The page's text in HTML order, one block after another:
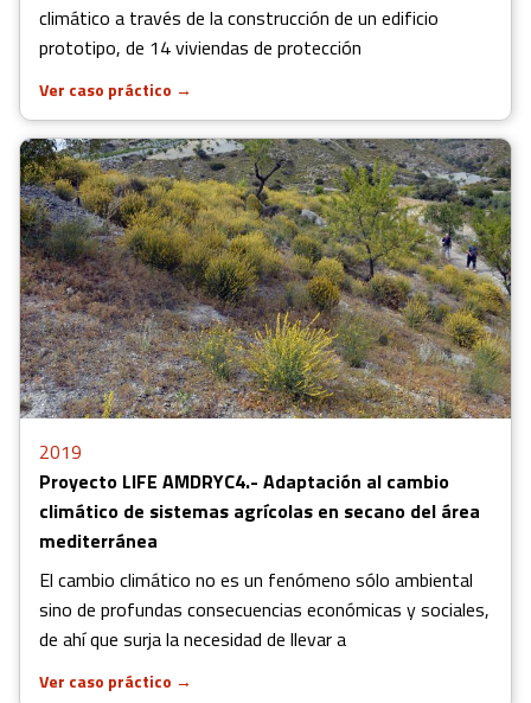
climático a través de la construcción de un edificio
prototipo, de 14 viviendas de protección
Ver caso práctico →
2019
Proyecto LIFE AMDRYC4.- Adaptación al cambio
climático de sistemas agrícolas en secano del área
mediterránea
El cambio climático no es un fenómeno sólo ambiental
sino de profundas consecuencias económicas y sociales,
de ahí que surja la necesidad de llevar a
Ver caso práctico →